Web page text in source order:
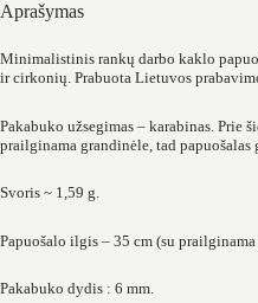
Aprašymas
Minimalistinis rankų darbo kaklo
ir cirkonių. Prabuota Lietuvos
Pakabuko užsegimas – karabinas. Prie
prailginama grandinėle, tad
Svoris ~ 1,59 g.
Papuošalo ilgis – 35 cm (su
Pakabuko dydis : 6 mm.